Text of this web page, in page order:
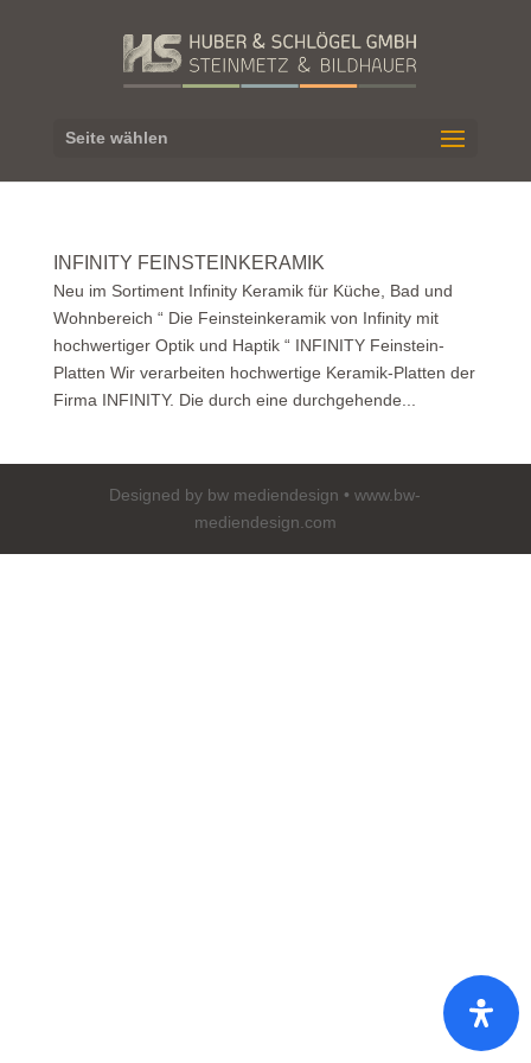
Seite wählen
INFINITY FEINSTEINKERAMIK
Neu im Sortiment Infinity Keramik für Küche, Bad und
Wohnbereich “ Die Feinsteinkeramik von Infinity mit
hochwertiger Optik und Haptik “ INFINITY Feinstein-
Platten Wir verarbeiten hochwertige Keramik-Platten der
Firma INFINITY. Die durch eine durchgehende...
Designed by bw mediendesign • www.bw-
mediendesign.com